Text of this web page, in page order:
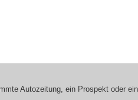
Autozeitung, ein Prospekt oder